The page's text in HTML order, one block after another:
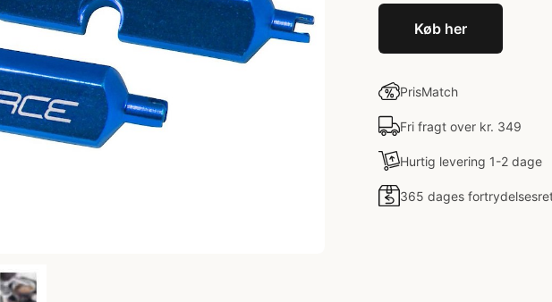
Køb her
PrisMatch
Fri fragt over kr. 349
Hurtig levering 1-2 dage
365 dages